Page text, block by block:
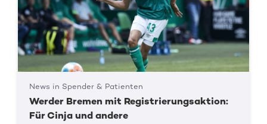
News in Spender & Patienten
Werder Bremen mit Registrierungsaktion:
Für Cinja und andere